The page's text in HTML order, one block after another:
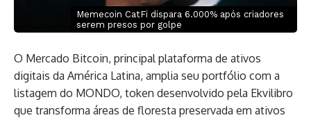
Memecoin CatFi dispara 6.000% após criadores
serem presos por golpe
O Mercado Bitcoin, principal plataforma de ativos
digitais da América Latina, amplia seu portfólio com a
listagem do MONDO, token desenvolvido pela Ekvilibro
que transforma áreas de floresta preservada em ativos